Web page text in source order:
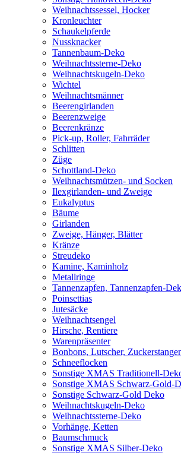
Weihnachtssessel, Hocker
Kronleuchter
Schaukelpferde
Nussknacker
Tannenbaum-Deko
Weihnachtssterne-Deko
Weihnachtskugeln-Deko
Wichtel
Weihnachtsmänner
Beerengirlanden
Beerenzweige
Beerenkränze
Pick-up, Roller, Fahrräder
Schlitten
Züge
Schottland-Deko
Weihnachtsmützen- und Socken
Ilexgirlanden- und Zweige
Eukalyptus
Bäume
Girlanden
Zweige, Hänger, Blätter
Kränze
Streudeko
Kamine, Kaminholz
Metallringe
Tannenzapfen, Tannenzapfen-
Poinsettias
Jutesäcke
Weihnachtsengel
Hirsche, Rentiere
Warenpräsenter
Bonbons, Lutscher,
Schneeflocken
Sonstige XMAS Traditionell-
Sonstige XMAS Schwarz-Gold-
Sonstige Schwarz-Gold Deko
Weihnachtskugeln-Deko
Weihnachtssterne-Deko
Vorhänge, Ketten
Baumschmuck
Sonstige XMAS Silber-Deko